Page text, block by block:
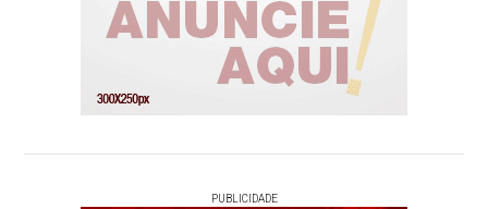
PUBLICIDADE